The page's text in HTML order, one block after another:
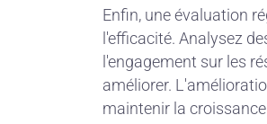
Enfin, une évaluation
l'efficacité. Analysez
l'engagement sur les
améliorer.
maintenir la